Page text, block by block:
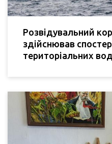
Розвідувальний
здійснював
територіальних